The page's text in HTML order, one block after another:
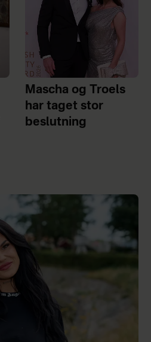
Mascha og Troels
har taget stor
beslutning